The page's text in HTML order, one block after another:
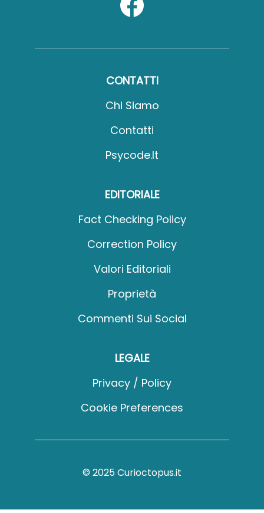
CONTATTI
Chi Siamo
Contatti
Psycode.it
EDITORIALE
Fact Checking Policy
Correction Policy
Valori Editoriali
Proprietà
Commenti Sui Social
LEGALE
Privacy / Policy
Cookie Preferences
© 2025 Curioctopus.it